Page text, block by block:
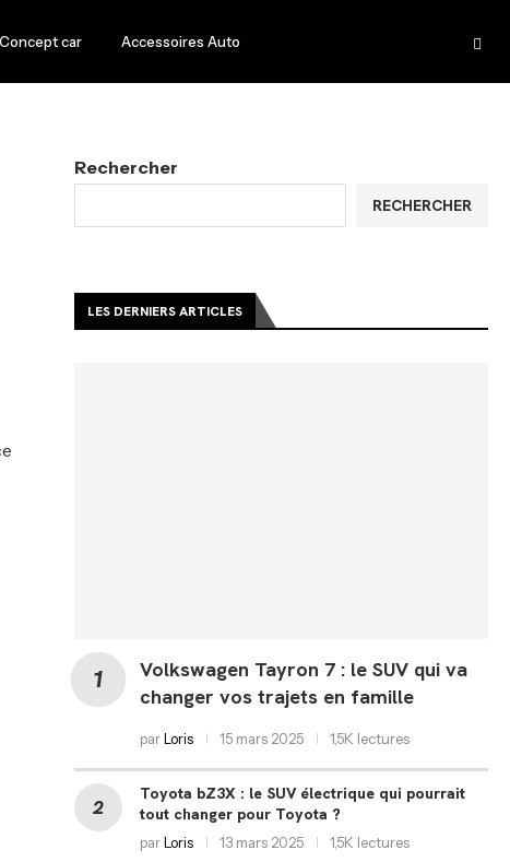
Concept car Accessoires Auto
Rechercher
RECHERCHER
LES DERNIERS ARTICLES
Volkswagen Tayron 7 : le SUV qui va
changer vos trajets en famille
parLoris 15 mars 2025 1,5K lectures
Toyota bZ3X : le SUV électrique qui pourrait
tout changer pour Toyota ?
parLoris 13 mars 2025 1,5K lectures